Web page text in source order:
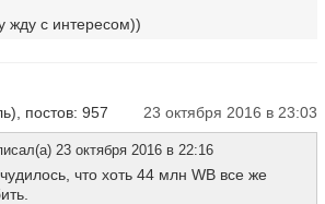
жду с интересом))
постов: 957 23 октября 2016 в 23:03
23 октября 2016 в 22:16
что хоть 44 млн WB все же